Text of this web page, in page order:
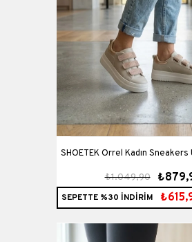
SHOETEK Orrel Kadın Sneakers
Spor Ayakkabı Bej
₺1.049,90
SEPETTE %30 İNDİRİM